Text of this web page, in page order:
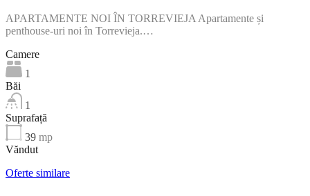
APARTAMENTE NOI ÎN TORREVIEJA Apartamente și
penthouse-uri noi în Torrevieja.…
Camere
1
Băi
1
Suprafață
39 mp
Văndut
Oferte similare